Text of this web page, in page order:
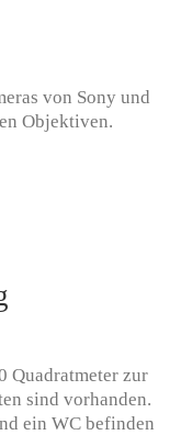
von Sony und
Objektiven.
Quadratmeter zur
sind vorhanden.
ein WC befinden